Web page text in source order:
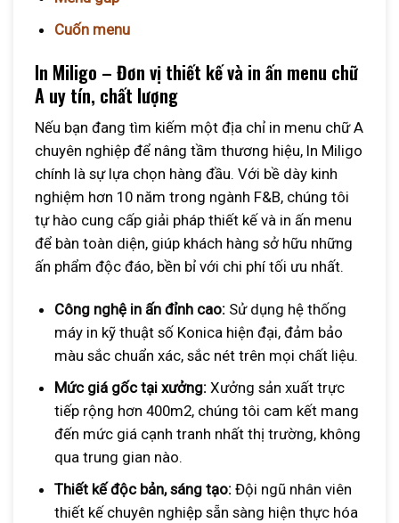
Cuốn menu
In Miligo – Đơn vị thiết kế và in ấn menu chữ
A uy tín, chất lượng
Nếu bạn đang tìm kiếm một địa chỉ in menu chữ A
chuyên nghiệp để nâng tầm thương hiệu, In Miligo
chính là sự lựa chọn hàng đầu. Với bề dày kinh
nghiệm hơn 10 năm trong ngành F&B, chúng tôi
tự hào cung cấp giải pháp thiết kế và in ấn menu
để bàn toàn diện, giúp khách hàng sở hữu những
ấn phẩm độc đáo, bền bỉ với chi phí tối ưu nhất.
Công nghệ in ấn đỉnh cao: Sử dụng hệ thống
máy in kỹ thuật số Konica hiện đại, đảm bảo
màu sắc chuẩn xác, sắc nét trên mọi chất liệu.
Mức giá gốc tại xưởng:Xưởng sản xuất trực
tiếp rộng hơn 400m2, chúng tôi cam kết mang
đến mức giá cạnh tranh nhất thị trường, không
qua trung gian nào.
Thiết kế độc bản, sáng tạo:Đội ngũ nhân viên
thiết kế chuyên nghiệp sẵn sàng hiện thực hóa